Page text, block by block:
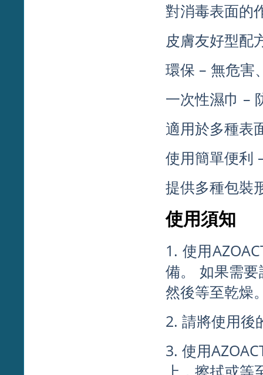
對消毒表面的
皮膚友好型配
環保 – 無危害
一次性濕巾 –
適用於多種表
使用簡單便利
提供多種包裝
使用須知
1. 使用
備。 如果需
然後等至乾燥
2. 請將使用後
3. 使用
上，擦拭或等